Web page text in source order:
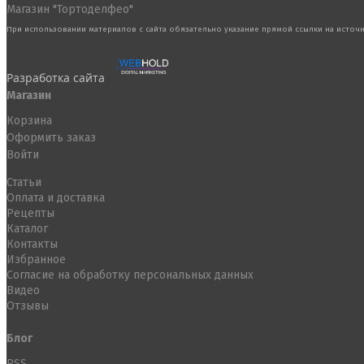
Магазин "Тортоделфео"
При использовании материалов с сайта обязательно указание прямой ссылки на
Разработка сайта
Магазин
Корзина
Оформить заказ
Войти
Статьи
Оплата и доставка
Рецепты
Каталог
Контакты
Избранное
Согласие на обработку персональных данных
Видео
Отзывы
Блог